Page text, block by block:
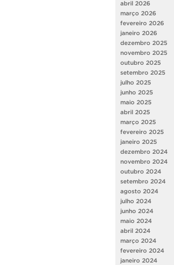
abril 2026
março 2026
fevereiro 2026
janeiro 2026
dezembro 2025
novembro 2025
outubro 2025
setembro 2025
julho 2025
junho 2025
maio 2025
abril 2025
março 2025
fevereiro 2025
janeiro 2025
dezembro 2024
novembro 2024
outubro 2024
setembro 2024
agosto 2024
julho 2024
junho 2024
maio 2024
abril 2024
março 2024
fevereiro 2024
janeiro 2024